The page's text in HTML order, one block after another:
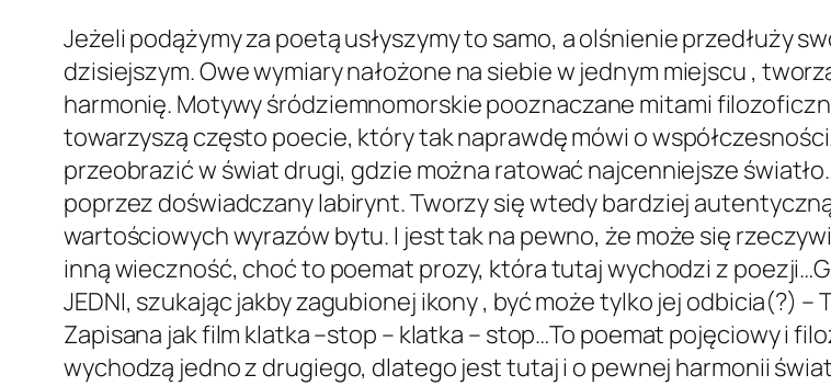
Jeżeli podążymy za poetą usłyszymy to samo, a olśnienie przedłuży
dzisiejszym. Owe wymiary nałożone na siebie w jednym miejscu ,
harmonię. Motywy śródziemnomorskie pooznaczane mitami
towarzyszą często poecie, który tak naprawdę mówi o
przeobrazić w świat drugi, gdzie można ratować najcenniejsze
poprzez doświadczany labirynt. Tworzy się wtedy bardziej
wartościowych wyrazów bytu. I jest tak na pewno, że może się
inną wieczność, choć to poemat prozy, która tutaj wychodzi z
JEDNI, szukając jakby zagubionej ikony , być może tylko jej odbicia(?) –
Zapisana jak film klatka –stop – klatka – stop…To poemat pojęciowy i
wychodzą jedno z drugiego, dlatego jest tutaj i o pewnej harmonii